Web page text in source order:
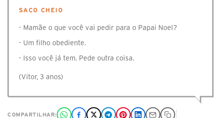
SACO CHEIO
- Mamãe o que você vai pedir para o Papai Noel?
- Um filho obediente.
- Isso você já tem. Pede outra coisa.
(Vitor, 3 anos)
COMPARTILHAR: